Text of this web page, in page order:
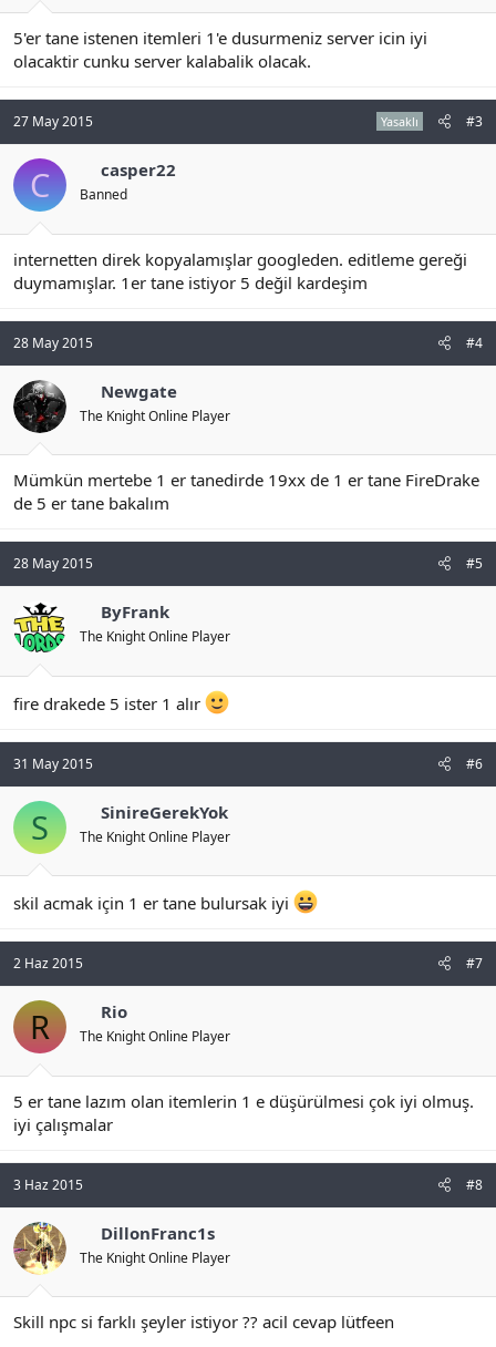
5'er tane istenen itemleri 1'e dusurmeniz server icin iyi
olacaktir cunku server kalabalik olacak.
27 May 2015 Yasaklı #3
C casper22
Banned
internetten direk kopyalamışlar googleden. editleme gereği
duymamışlar. 1er tane istiyor 5 değil kardeşim
28 May 2015 #4
Newgate
The Knight Online Player
Mümkün mertebe 1 er tanedirde 19xx de 1 er tane FireDrake
de 5 er tane bakalım
28 May 2015 #5
ByFrank
The Knight Online Player
fire drakede 5 ister 1 alır
31 May 2015 #6
S SinireGerekYok
The Knight Online Player
skil acmak için 1 er tane bulursak iyi
2 Haz 2015 #7
R Rio
The Knight Online Player
5 er tane lazım olan itemlerin 1 e düşürülmesi çok iyi olmuş.
iyi çalışmalar
3 Haz 2015 #8
DillonFranc1s
The Knight Online Player
Skill npc si farklı şeyler istiyor ?? acil cevap lütfeen